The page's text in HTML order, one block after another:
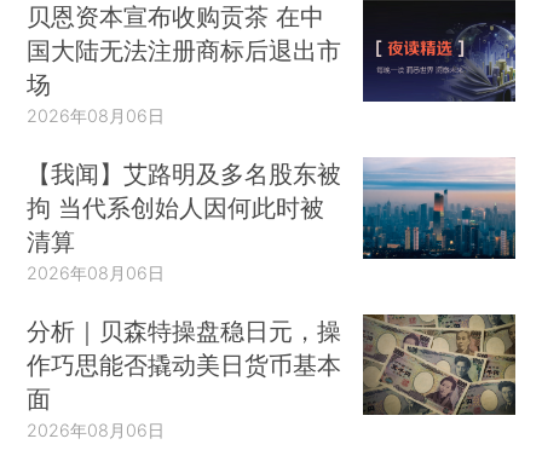
贝恩资本宣布收购贡茶 在中
国大陆无法注册商标后退出市
场
2026年08月06日
【我闻】艾路明及多名股东被
拘 当代系创始人因何此时被
清算
2026年08月06日
分析｜贝森特操盘稳日元，操
作巧思能否撬动美日货币基本
面
2026年08月06日